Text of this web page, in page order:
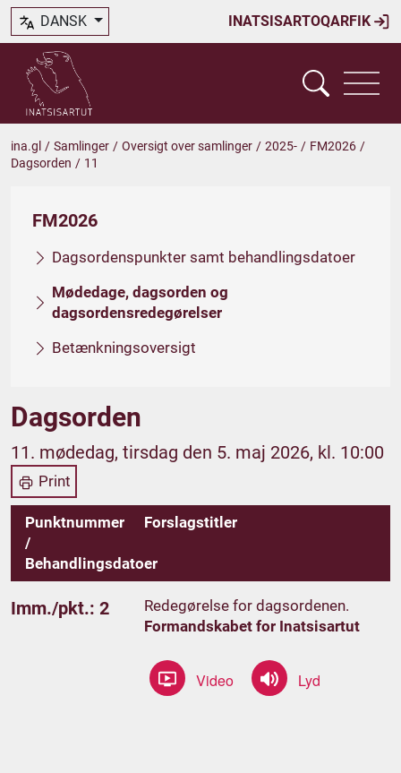
INATSISARTOQARFIK
DANSK
ina.gl / Samlinger / Oversigt over samlinger / 2025- / FM2026 /
Dagsorden / 11
FM2026
Dagsordenspunkter samt behandlingsdatoer
Mødedage, dagsorden og
dagsordensredegørelser
Betænkningsoversigt
Dagsorden
11. mødedag, tirsdag den 5. maj 2026, kl. 10:00
Print
Punktnummer
/
Behandlingsdatoer
Forslagstitler
Imm./pkt.: 2
Redegørelse for dagsordenen.
Formandskabet for Inatsisartut